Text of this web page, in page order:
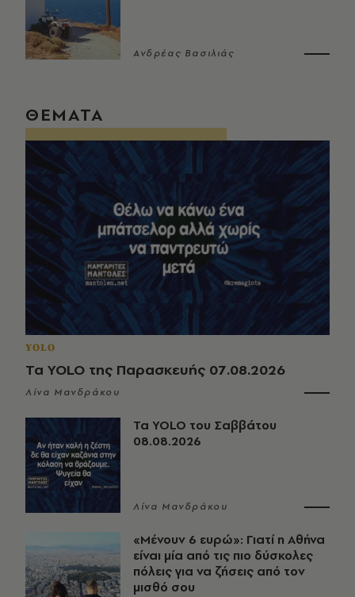
Ανδρέας Βασιλιάς
ΘΕΜΑΤΑ
YOLO
Τα YOLO της Παρασκευής 07.08.2026
Λίνα Μανδράκου
Τα YOLO του Σαββάτου
08.08.2026
Λίνα Μανδράκου
«Μένουν 6 ευρώ»: Γιατί η Αθήνα
είναι μία από τις πιο δύσκολες
πόλεις για να ζήσεις από τον
μισθό σου